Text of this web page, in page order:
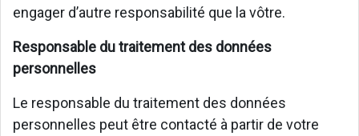
engager d’autre responsabilité que la vôtre.
Responsable du traitement des données
personnelles
Le responsable du traitement des données
personnelles peut être contacté à partir de votre